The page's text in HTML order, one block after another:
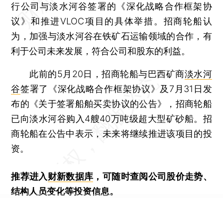
行公司与淡水河谷签署的《深化战略合作框架协
议》和推进VLOC项目的具体举措。招商轮船认
为，加强与淡水河谷在铁矿石运输领域的合作，有
利于公司未来发展，符合公司和股东的利益。
此前的5月20日，招商轮船与巴西矿商淡水河
谷签署了《深化战略合作框架协议》及7月31日发
布的《关于签署船舶买卖协议的公告》，招商轮船
已向淡水河谷购入4艘40万吨级超大型矿砂船。招
商轮船在公告中表示，未来将继续推进该项目的投
资。
推荐进入财新数据库 ，可随时查阅公司股价走势、
结构人员变化等投资信息。